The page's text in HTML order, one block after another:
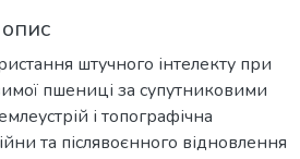
штучного інтелекту при
пшениці за супутниковими
і топографічна
та післявоєнного відновлення